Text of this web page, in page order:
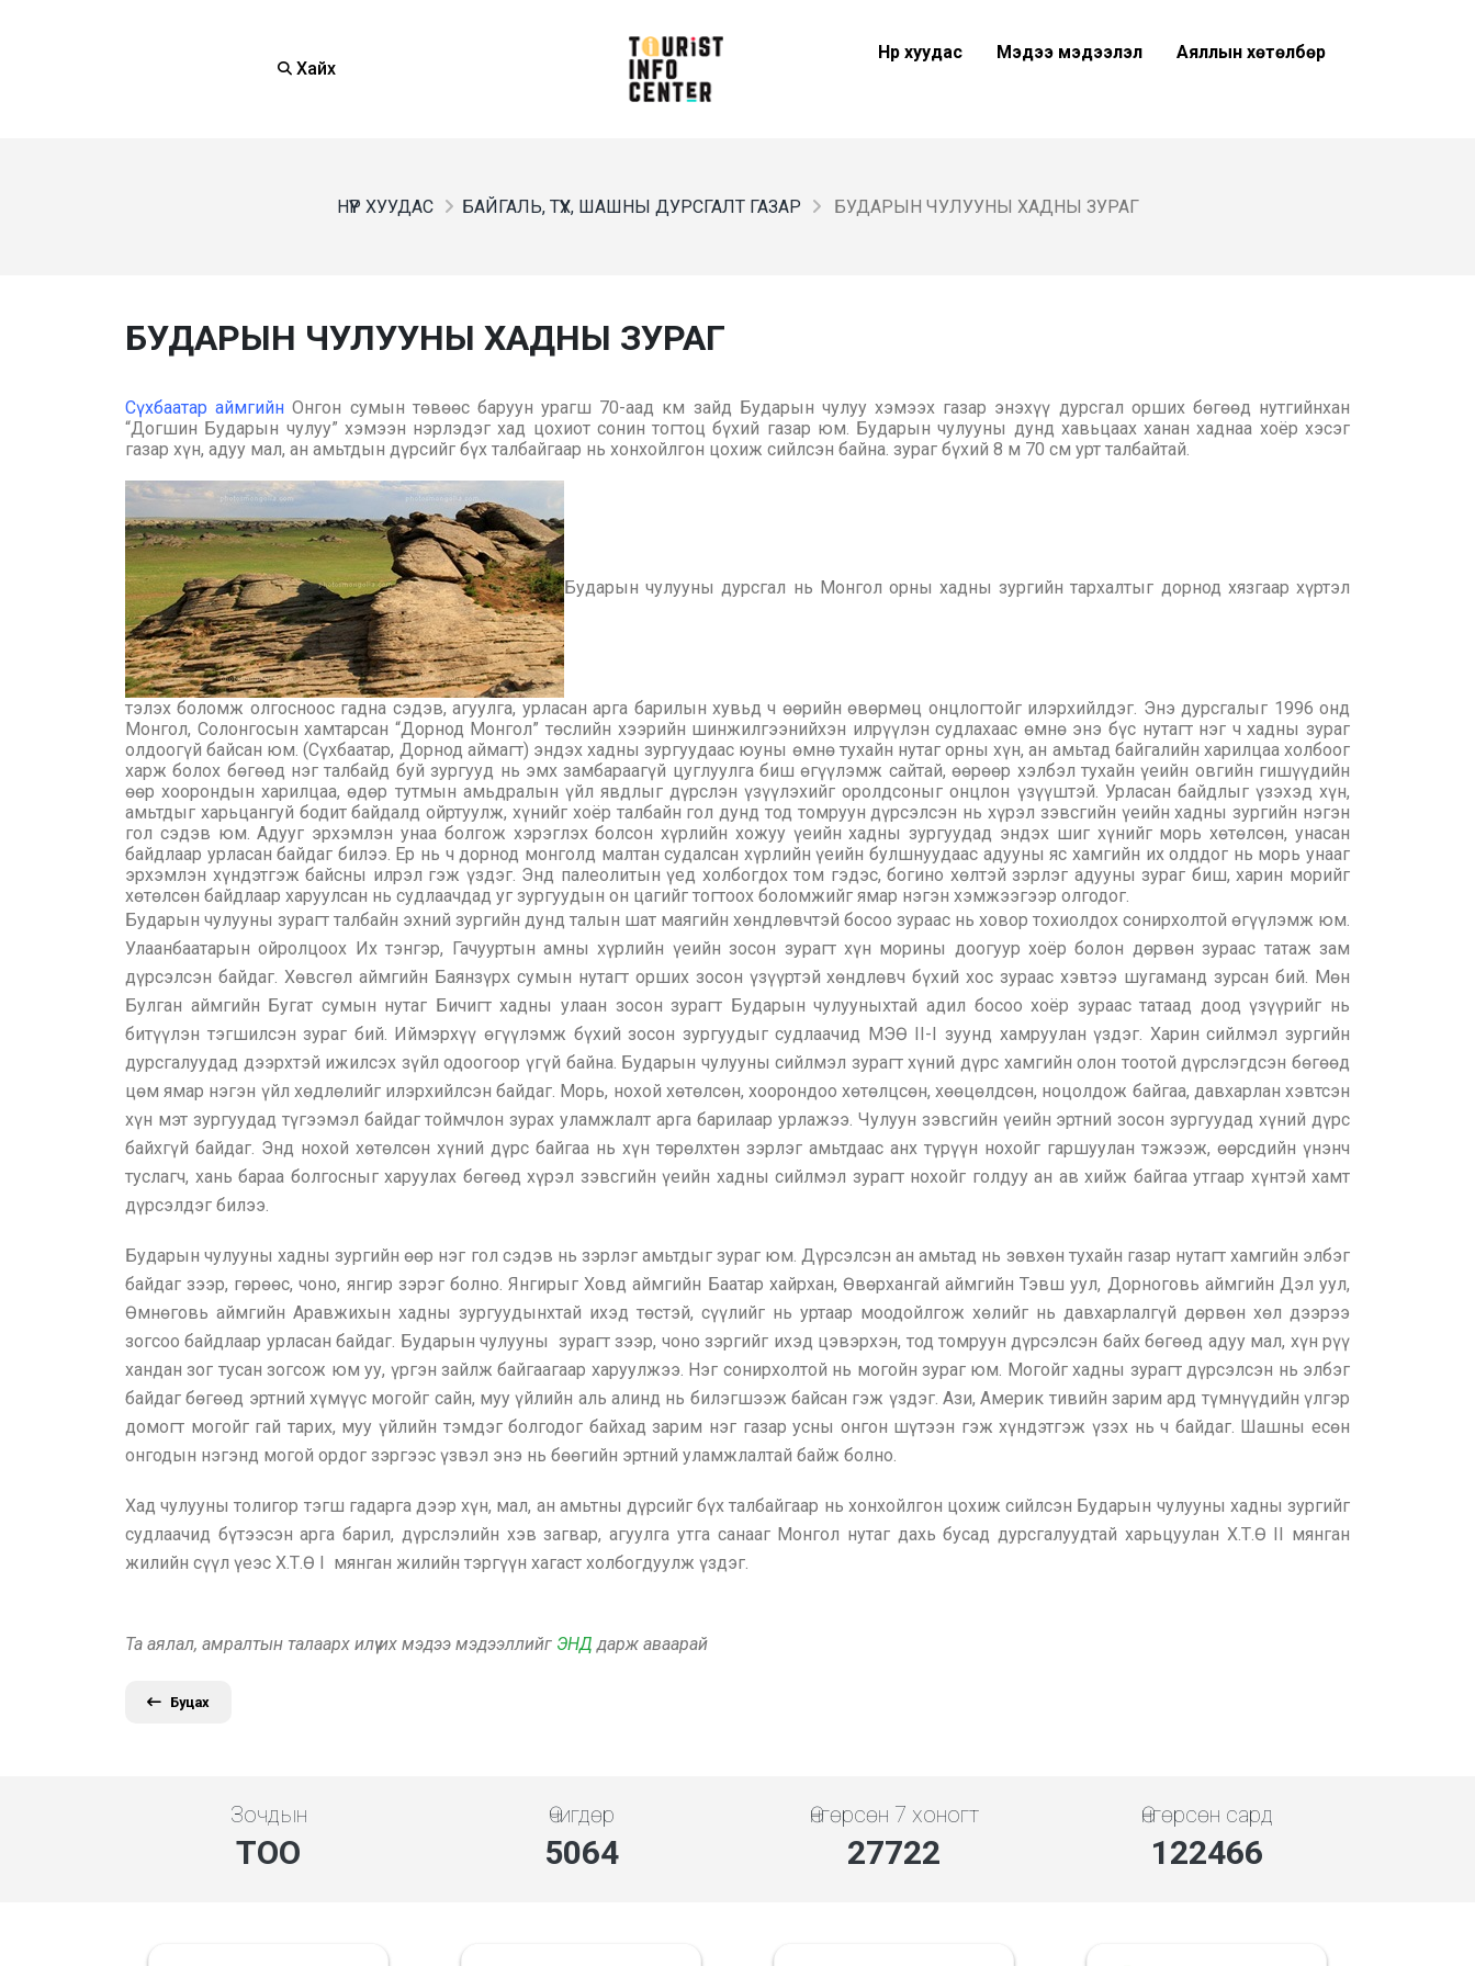
Хайх
Нүүр хуудас Мэдээ мэдээлэл Аяллын хөтөлбөр
НҮҮР ХУУДАС БАЙГАЛЬ, ТҮҮХ, ШАШНЫ ДУРСГАЛТ ГАЗАР БУДАРЫН ЧУЛУУНЫ ХАДНЫ ЗУРАГ
БУДАРЫН ЧУЛУУНЫ ХАДНЫ ЗУРАГ
Сүхбаатар аймгийн Онгон сумын төвөөс баруун урагш 70-аад км зайд Бударын чулуу хэмээх газар энэхүү дурсгал орших бөгөөд нутгийнхан
“Догшин Бударын чулуу” хэмээн нэрлэдэг хад цохиот сонин тогтоц бүхий газар юм. Бударын чулууны дунд хавьцаах ханан хаднаа хоёр хэсэг
газар хүн, адуу мал, ан амьтдын дүрсийг бүх талбайгаар нь хонхойлгон цохиж сийлсэн байна. зураг бүхий 8 м 70 см урт талбайтай.
Бударын чулууны дурсгал нь Монгол орны хадны зургийн тархалтыг дорнод хязгаар хүртэл
тэлэх боломж олгосноос гадна сэдэв, агуулга, урласан арга барилын хувьд ч өөрийн өвөрмөц онцлогтойг илэрхийлдэг. Энэ дурсгалыг 1996 онд
Монгол, Солонгосын хамтарсан “Дорнод Монгол” төслийн хээрийн шинжилгээнийхэн илрүүлэн судлахаас өмнө энэ бүс нутагт нэг ч хадны зураг
олдоогүй байсан юм. (Сүхбаатар, Дорнод аймагт) эндэх хадны зургуудаас юуны өмнө тухайн нутаг орны хүн, ан амьтад байгалийн харилцаа холбоог
харж болох бөгөөд нэг талбайд буй зургууд нь эмх замбараагүй цуглуулга биш өгүүлэмж сайтай, өөрөөр хэлбэл тухайн үеийн овгийн гишүүдийн
өөр хоорондын харилцаа, өдөр тутмын амьдралын үйл явдлыг дүрслэн үзүүлэхийг оролдсоныг онцлон үзүүштэй. Урласан байдлыг үзэхэд хүн,
амьтдыг харьцангуй бодит байдалд ойртуулж, хүнийг хоёр талбайн гол дунд тод томруун дүрсэлсэн нь хүрэл зэвсгийн үеийн хадны зургийн нэгэн
гол сэдэв юм. Адууг эрхэмлэн унаа болгож хэрэглэх болсон хүрлийн хожуу үеийн хадны зургуудад эндэх шиг хүнийг морь хөтөлсөн, унасан
байдлаар урласан байдаг билээ. Ер нь ч дорнод монголд малтан судалсан хүрлийн үеийн булшнуудаас адууны яс хамгийн их олддог нь морь унааг
эрхэмлэн хүндэтгэж байсны илрэл гэж үздэг. Энд палеолитын үед холбогдох том гэдэс, богино хөлтэй зэрлэг адууны зураг биш, харин морийг
хөтөлсөн байдлаар харуулсан нь судлаачдад уг зургуудын он цагийг тогтоох боломжийг ямар нэгэн хэмжээгээр олгодог.
Бударын чулууны зурагт талбайн эхний зургийн дунд талын шат маягийн хөндлөвчтэй босоо зураас нь ховор тохиолдох сонирхолтой өгүүлэмж юм.
Улаанбаатарын ойролцоох Их тэнгэр, Гачууртын амны хүрлийн үеийн зосон зурагт хүн морины доогуур хоёр болон дөрвөн зураас татаж зам
дүрсэлсэн байдаг. Хөвсгөл аймгийн Баянзүрх сумын нутагт орших зосон үзүүртэй хөндлөвч бүхий хос зураас хэвтээ шугаманд зурсан бий. Мөн
Булган аймгийн Бугат сумын нутаг Бичигт хадны улаан зосон зурагт Бударын чулууныхтай адил босоо хоёр зураас татаад доод үзүүрийг нь
битүүлэн тэгшилсэн зураг бий. Иймэрхүү өгүүлэмж бүхий зосон зургуудыг судлаачид МЭӨ II-I зуунд хамруулан үздэг. Харин сийлмэл зургийн
дурсгалуудад дээрхтэй ижилсэх зүйл одоогоор үгүй байна. Бударын чулууны сийлмэл зурагт хүний дүрс хамгийн олон тоотой дүрслэгдсэн бөгөөд
цөм ямар нэгэн үйл хөдлөлийг илэрхийлсэн байдаг. Морь, нохой хөтөлсөн, хоорондоо хөтөлцсөн, хөөцөлдсөн, ноцолдож байгаа, давхарлан хэвтсэн
хүн мэт зургуудад түгээмэл байдаг тоймчлон зурах уламжлалт арга барилаар урлажээ. Чулуун зэвсгийн үеийн эртний зосон зургуудад хүний дүрс
байхгүй байдаг. Энд нохой хөтөлсөн хүний дүрс байгаа нь хүн төрөлхтөн зэрлэг амьтдаас анх түрүүн нохойг гаршуулан тэжээж, өөрсдийн үнэнч
туслагч, хань бараа болгосныг харуулах бөгөөд хүрэл зэвсгийн үеийн хадны сийлмэл зурагт нохойг голдуу ан ав хийж байгаа утгаар хүнтэй хамт
дүрсэлдэг билээ.
Бударын чулууны хадны зургийн өөр нэг гол сэдэв нь зэрлэг амьтдыг зураг юм. Дүрсэлсэн ан амьтад нь зөвхөн тухайн газар нутагт хамгийн элбэг
байдаг зээр, гөрөөс, чоно, янгир зэрэг болно. Янгирыг Ховд аймгийн Баатар хайрхан, Өвөрхангай аймгийн Тэвш уул, Дорноговь аймгийн Дэл уул,
Өмнөговь аймгийн Аравжихын хадны зургуудынхтай ихэд төстэй, сүүлийг нь уртаар моодойлгож хөлийг нь давхарлалгүй дөрвөн хөл дээрээ
зогсоо байдлаар урласан байдаг. Бударын чулууны зурагт зээр, чоно зэргийг ихэд цэвэрхэн, тод томруун дүрсэлсэн байх бөгөөд адуу мал, хүн рүү
хандан зог тусан зогсож юм уу, үргэн зайлж байгаагаар харуулжээ. Нэг сонирхолтой нь могойн зураг юм. Могойг хадны зурагт дүрсэлсэн нь элбэг
байдаг бөгөөд эртний хүмүүс могойг сайн, муу үйлийн аль алинд нь билэгшээж байсан гэж үздэг. Ази, Америк тивийн зарим ард түмнүүдийн үлгэр
домогт могойг гай тарих, муу үйлийн тэмдэг болгодог байхад зарим нэг газар усны онгон шүтээн гэж хүндэтгэж үзэх нь ч байдаг. Шашны есөн
онгодын нэгэнд могой ордог зэргээс үзвэл энэ нь бөөгийн эртний уламжлалтай байж болно.
Хад чулууны толигор тэгш гадарга дээр хүн, мал, ан амьтны дүрсийг бүх талбайгаар нь хонхойлгон цохиж сийлсэн Бударын чулууны хадны зургийг
судлаачид бүтээсэн арга барил, дүрслэлийн хэв загвар, агуулга утга санааг Монгол нутаг дахь бусад дурсгалуудтай харьцуулан Х.Т.Ө II мянган
жилийн сүүл үеэс Х.Т.Ө I мянган жилийн тэргүүн хагаст холбогдуулж үздэг.
Та аялал, амралтын талаарх илүү их мэдээ мэдээллийг ЭНД дарж аваарай
Буцах
Зочдын
ТОО
Өчигдөр
5843
Өнгөрсөн 7 хоногт
31987
Өнгөрсөн сард
141307